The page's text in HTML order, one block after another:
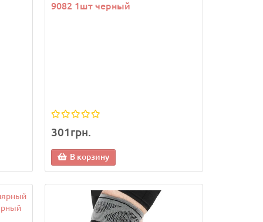
9082 1шт черный
301грн.
В корзину